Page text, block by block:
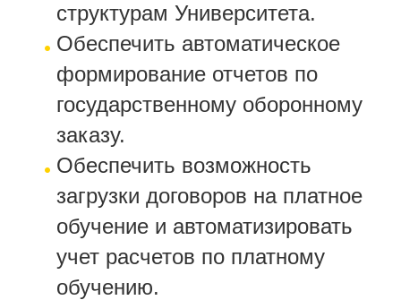
структурам Университета.
Обеспечить автоматическое
формирование отчетов по
государственному оборонному
заказу.
Обеспечить возможность
загрузки договоров на платное
обучение и автоматизировать
учет расчетов по платному
обучению.